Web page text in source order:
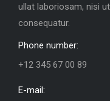
ullat laboriosam, nisi
consequatur.
Phone number:
+12 345 67 00 89
E-mail: